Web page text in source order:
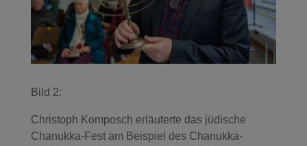
Bild 2:
Christoph Komposch erläuterte das jüdische
Chanukka-Fest am Beispiel des Chanukka-